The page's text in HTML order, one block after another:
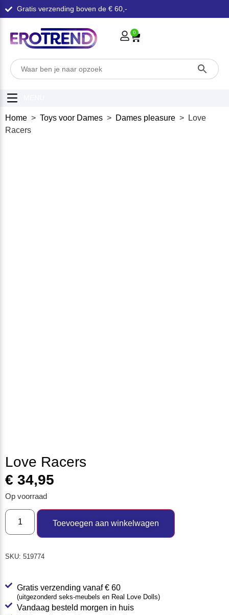
Gratis verzending boven de € 60,-
0
Home > Toys voor Dames > Dames pleasure > Love
Racers
Love Racers
€ 34,95
Op voorraad
Toevoegen aan winkelwagen
SKU: 519774
Gratis verzending vanaf € 60
(uitgezonderd seks-meubels en Real Love Dolls)
Vandaag besteld morgen in huis